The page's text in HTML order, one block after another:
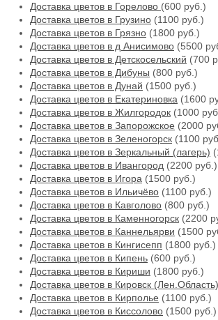
Доставка цветов в Горелово (600 руб.)
Доставка цветов в Грузино (1100 руб.)
Доставка цветов в Грязно (1800 руб.)
Доставка цветов в д Анисимово (5500
Доставка цветов в Детскосельский (700
Доставка цветов в Дибуны (800 руб.)
Доставка цветов в Дунай (1500 руб.)
Доставка цветов в Екатериновка (1600
Доставка цветов в Жилгородок (1000
Доставка цветов в Запорожское (2000
Доставка цветов в Зеленогорск (1100
Доставка цветов в Зеркальный (лагерь)
Доставка цветов в Ивангород (2200 руб.)
Доставка цветов в Игора (1500 руб.)
Доставка цветов в Ильичёво (1100 руб.)
Доставка цветов в Кавголово (800 руб.)
Доставка цветов в Каменногорск (2200
Доставка цветов в Каннельярви (1500
Доставка цветов в Кингисепп (1800 руб.)
Доставка цветов в Кипень (600 руб.)
Доставка цветов в Кириши (1800 руб.)
Доставка цветов в Кировск (Лен.Область)
Доставка цветов в Кирполье (1100 руб.)
Доставка цветов в Киссолово (1500 руб.)